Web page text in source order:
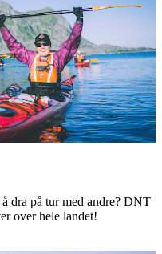
dra på tur med andre? DNT
over hele landet!